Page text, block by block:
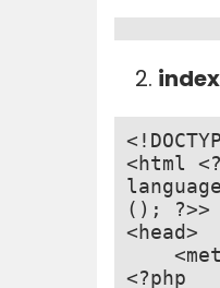
<html
(); ?>>
<head>
<?php